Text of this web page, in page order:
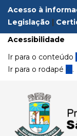
Acesso à
Legislação |
Acessibilidade
Ir para o conteúdo 1
Ir para o rodapé 4 .